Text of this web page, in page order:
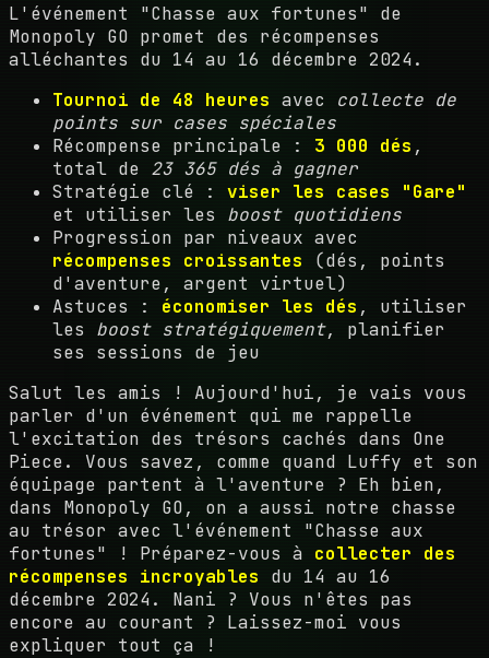
L'événement "Chasse aux fortunes" de
Monopoly GO promet des récompenses
alléchantes du 14 au 16 décembre 2024.
Tournoi de 48 heures avec collecte de
points sur cases spéciales
Récompense principale : 3 000 dés ,
total de 23 365 dés à gagner
Stratégie clé : viser les cases "Gare"
et utiliser les boost quotidiens
Progression par niveaux avec
récompenses croissantes (dés, points
d'aventure, argent virtuel)
Astuces : économiser les dés , utiliser
les boost stratégiquement, planifier
ses sessions de jeu
Salut les amis ! Aujourd'hui, je vais vous
parler d'un événement qui me rappelle
l'excitation des trésors cachés dans One
Piece. Vous savez, comme quand Luffy et son
équipage partent à l'aventure ? Eh bien,
dans Monopoly GO, on a aussi notre chasse
au trésor avec l'événement "Chasse aux
fortunes" ! Préparez-vous à collecter des
récompenses incroyables du 14 au 16
décembre 2024. Nani ? Vous n'êtes pas
encore au courant ? Laissez-moi vous
expliquer tout ça !